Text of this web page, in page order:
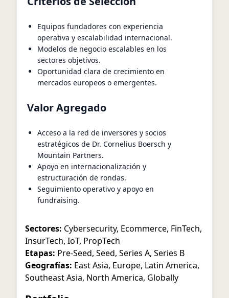
Equipos fundadores con experiencia
operativa y escalabilidad internacional.
Modelos de negocio escalables en los
sectores objetivos.
Oportunidad clara de crecimiento en
mercados europeos o emergentes.
Valor Agregado
Acceso a la red de inversores y socios
estratégicos de Dr. Cornelius Boersch y
Mountain Partners.
Apoyo en internacionalización y
estructuración de rondas.
Seguimiento operativo y apoyo en
fundraising.
Sectores: Cybersecurity, Ecommerce, FinTech,
InsurTech, IoT, PropTech
Etapas: Pre-Seed, Seed, Series A, Series B
Geografías: East Asia, Europe, Latin America,
Southeast Asia, North America, Globally